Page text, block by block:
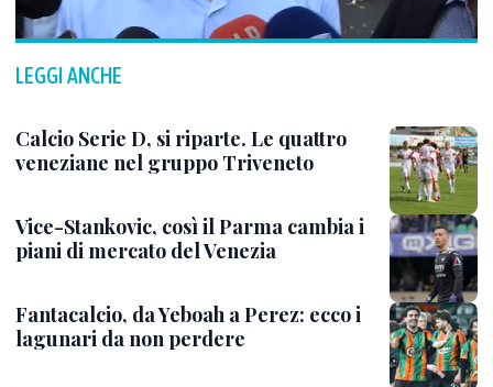
LEGGI ANCHE
Calcio Serie D, si riparte. Le quattro
veneziane nel gruppo Triveneto
Vice-Stankovic, così il Parma cambia i
piani di mercato del Venezia
Fantacalcio, da Yeboah a Perez: ecco i
lagunari da non perdere